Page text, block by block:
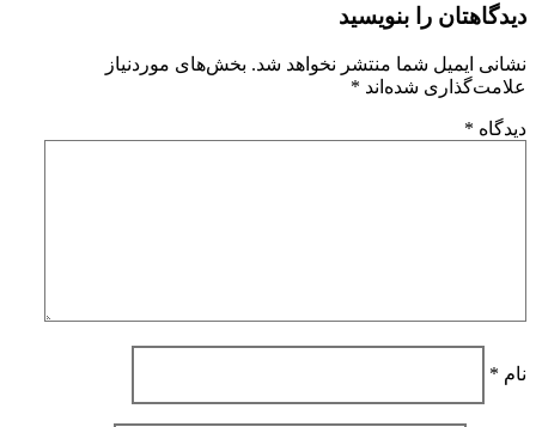
دیدگاهتان را بنویسید
نشانی ایمیل شما منتشر نخواهد شد. بخش‌های موردنیاز
علامت‌گذاری شده‌اند *
دیدگاه *
نام *